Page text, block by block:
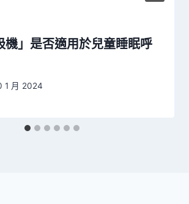
機」是否適用於兒童睡眠呼
1 月 2024